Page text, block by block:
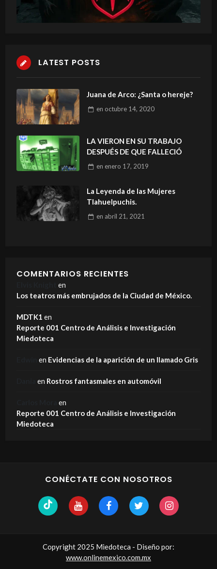
LATEST POSTS
Juana de Arco: ¿Santa o hereje?
en octubre 14, 2020
LA VIERON EN SU TRABAJO
DESPUÉS DE QUE FALLECIÓ
en enero 17, 2019
La Leyenda de las Mujeres
Tlahuelpuchis.
en abril 21, 2021
COMENTARIOS RECIENTES
en
Los teatros más embrujados de la Ciudad de México.
MDTK1 en
Reporte 001 Centro de Análisis e Investigación
Miedoteca
en Evidencias de la aparición de un llamado Gris
en Rostros fantasmales en automóvil
en
Reporte 001 Centro de Análisis e Investigación
Miedoteca
CONÉCTATE CON NOSOTROS
Copyright 2025 Miedoteca - Diseño por:
www.onlinemexico.com.mx